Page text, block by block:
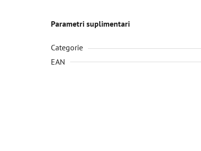
Parametri suplimentari
Categorie
EAN